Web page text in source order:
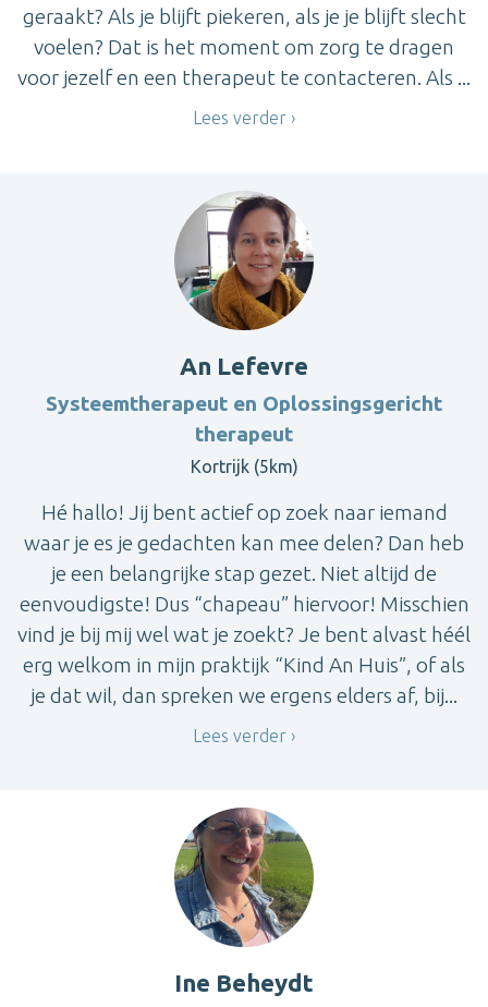
geraakt? Als je blijft piekeren, als je je blijft slecht
voelen? Dat is het moment om zorg te dragen
voor jezelf en een therapeut te contacteren. Als ...
Lees verder
An Lefevre
Systeemtherapeut en Oplossingsgericht
therapeut
Kortrijk (5km)
Hé hallo! Jij bent actief op zoek naar iemand
waar je es je gedachten kan mee delen? Dan heb
je een belangrijke stap gezet. Niet altijd de
eenvoudigste! Dus “chapeau” hiervoor! Misschien
vind je bij mij wel wat je zoekt? Je bent alvast héél
erg welkom in mijn praktijk “Kind An Huis”, of als
je dat wil, dan spreken we ergens elders af, bij...
Lees verder
Ine Beheydt